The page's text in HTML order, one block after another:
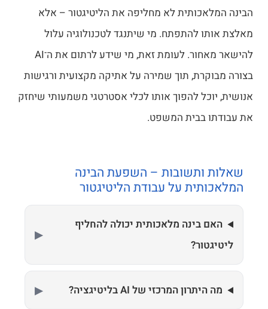
הבינה המלאכותית לא מחליפה את הליטיגטור – אלא
מאלצת אותו להתפתח. מי שיתנגד לטכנולוגיה עלול
להישאר מאחור. לעומת זאת, מי שידע לרתום את ה־AI
בצורה מבוקרת, תוך שמירה על אתיקה מקצועית ורגישות
אנושית, יוכל להפוך אותו לכלי אסטרטגי משמעותי שיחזק
את עבודתו בבית המשפט.
שאלות ותשובות – השפעת הבינה
המלאכותית על עבודת הליטיגטור
האם בינה מלאכותית יכולה להחליף
ליטיגטור?
מה היתרון המרכזי של AI בליטיגציה?